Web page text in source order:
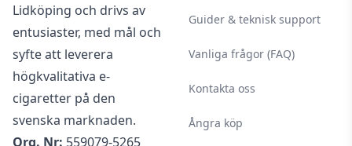
Lidköping och drivs av
entusiaster, med mål och
syfte att leverera
högkvalitativa e-
cigaretter på den
svenska marknaden.
Org. Nr: 559079-5265
Guider & teknisk support
Vanliga frågor (FAQ)
Kontakta oss
Ångra köp